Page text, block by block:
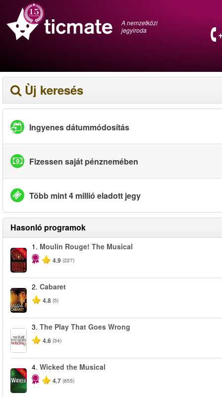
A nemzetközi
jegyiroda
Ùj keresés
Ingyenes dátummódosítás
Fizessen saját pénznemében
Több mint 4 millió eladott jegy
Hasonló programok
-50%
1. Moulin Rouge! The Musical
4.9 (227)
2. Cabaret
4.8 (5)
3. The Play That Goes Wrong
4.6 (34)
-50%
4. Wicked the Musical
4.7 (855)